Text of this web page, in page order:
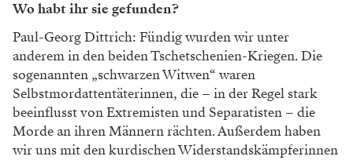
Wo habt ihr sie gefunden?
Paul-Georg Dittrich: Fündig wurden wir unter
anderem in den beiden Tschetschenien-Kriegen. Die
sogenannten „schwarzen Witwen“ waren
Selbstmordattentäterinnen, die – in der Regel stark
beeinflusst von Extremisten und Separatisten – die
Morde an ihren Männern rächten. Außerdem haben
wir uns mit den kurdischen Widerstandskämpferinnen